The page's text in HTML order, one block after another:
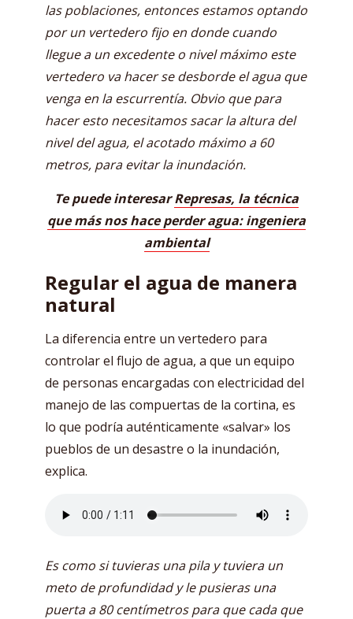
las poblaciones, entonces estamos optando
por un vertedero fijo en donde cuando
llegue a un excedente o nivel máximo este
vertedero va hacer se desborde el agua que
venga en la escurrentía. Obvio que para
hacer esto necesitamos sacar la altura del
nivel del agua, el acotado máximo a 60
metros, para evitar la inundación.
Te puede interesarRepresas, la técnica
que más nos hace perder agua: ingeniera
ambiental
Regular el agua de manera
natural
La diferencia entre un vertedero para
controlar el flujo de agua, a que un equipo
de personas encargadas con electricidad del
manejo de las compuertas de la cortina, es
lo que podría auténticamente «salvar» los
pueblos de un desastre o la inundación,
explica.
Es como si tuvieras una pila y tuviera un
meto de profundidad y le pusieras una
puerta a 80 centímetros para que cada que